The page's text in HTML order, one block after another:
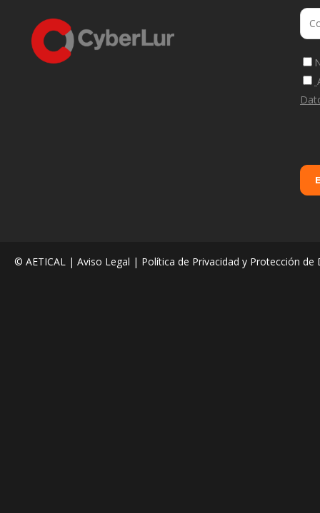
© AETICAL | Aviso Legal | Política de Privacidad y Protección de